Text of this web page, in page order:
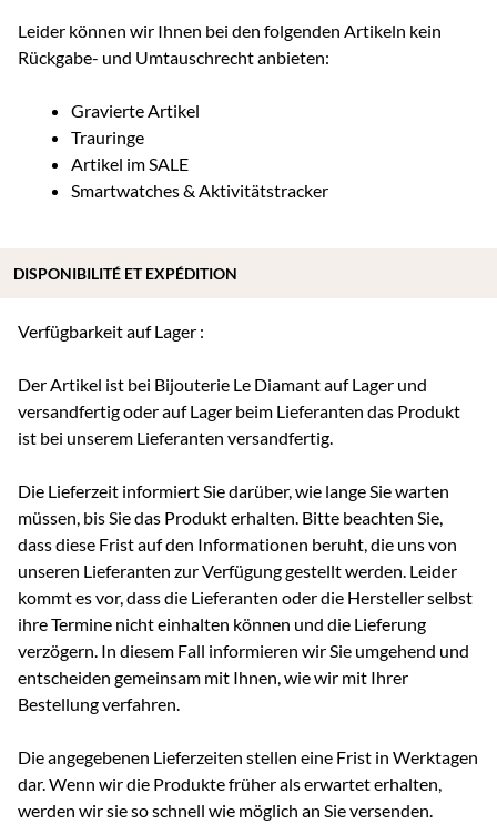
Leider können wir Ihnen bei den folgenden Artikeln kein
Rückgabe- und Umtauschrecht anbieten:
Gravierte Artikel
Trauringe
Artikel im SALE
Smartwatches & Aktivitätstracker
Verfügbarkeit auf Lager :
Der Artikel ist bei Bijouterie Le Diamant auf Lager und
versandfertig oder auf Lager beim Lieferanten das Produkt
ist bei unserem Lieferanten versandfertig.
Die Lieferzeit informiert Sie darüber, wie lange Sie warten
müssen, bis Sie das Produkt erhalten. Bitte beachten Sie,
dass diese Frist auf den Informationen beruht, die uns von
unseren Lieferanten zur Verfügung gestellt werden. Leider
kommt es vor, dass die Lieferanten oder die Hersteller selbst
ihre Termine nicht einhalten können und die Lieferung
verzögern. In diesem Fall informieren wir Sie umgehend und
entscheiden gemeinsam mit Ihnen, wie wir mit Ihrer
Bestellung verfahren.
Die angegebenen Lieferzeiten stellen eine Frist in Werktagen
dar. Wenn wir die Produkte früher als erwartet erhalten,
werden wir sie so schnell wie möglich an Sie versenden.
DISPONIBILITÉ ET EXPÉDITION